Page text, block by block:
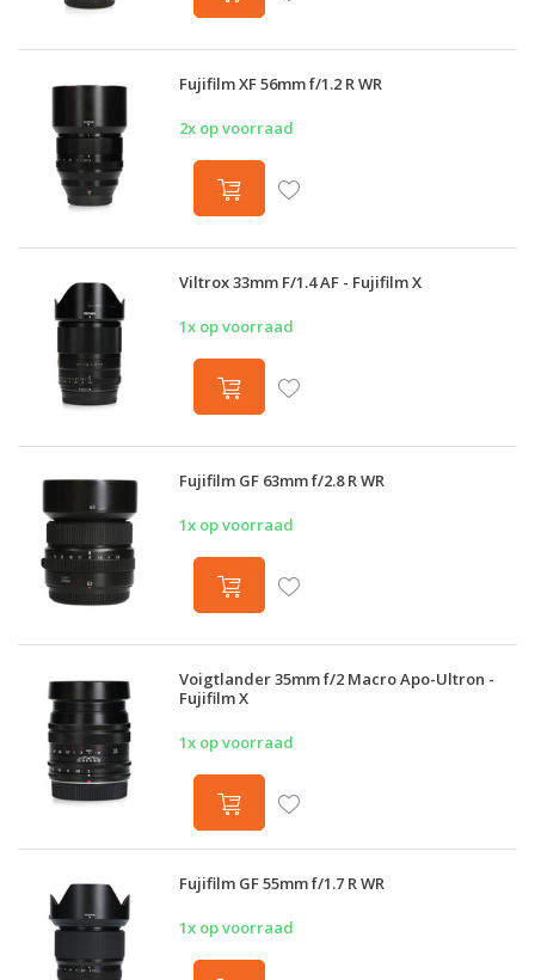
Fujifilm XF 56mm f/1.2 R WR
2x op voorraad
Viltrox 33mm F/1.4 AF - Fujifilm X
1x op voorraad
Fujifilm GF 63mm f/2.8 R WR
1x op voorraad
Voigtlander 35mm f/2 Macro Apo-Ultron -
Fujifilm X
1x op voorraad
Fujifilm GF 55mm f/1.7 R WR
1x op voorraad